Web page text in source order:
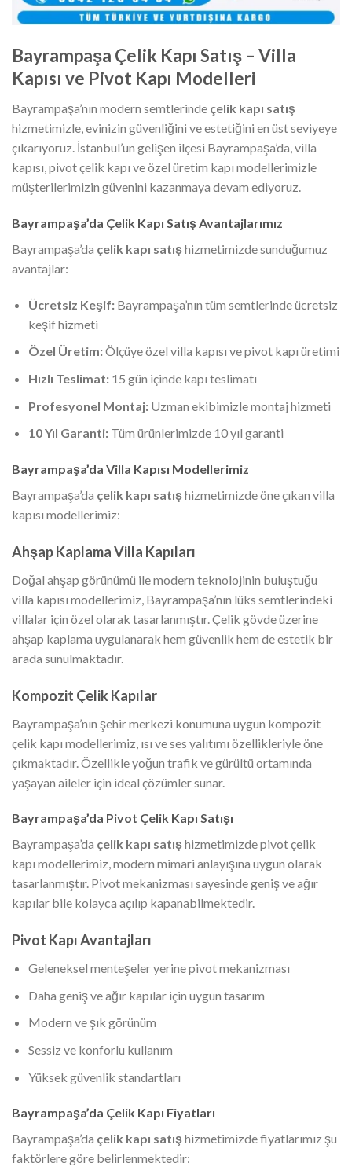
Bayrampaşa Çelik Kapı Satış – Villa
Kapısı ve Pivot Kapı Modelleri
Bayrampaşa’nın modern semtlerinde çelik kapı satış
hizmetimizle, evinizin güvenliğini ve estetiğini en üst seviyeye
çıkarıyoruz. İstanbul’un gelişen ilçesi Bayrampaşa’da, villa
kapısı, pivot çelik kapı ve özel üretim kapı modellerimizle
müşterilerimizin güvenini kazanmaya devam ediyoruz.
Bayrampaşa’da Çelik Kapı Satış Avantajlarımız
Bayrampaşa’da çelik kapı satışhizmetimizde sunduğumuz
avantajlar:
Ücretsiz Keşif:Bayrampaşa’nın tüm semtlerinde ücretsiz
keşif hizmeti
Özel Üretim:Ölçüye özel villa kapısı ve pivot kapı üretimi
Hızlı Teslimat:15 gün içinde kapı teslimatı
Profesyonel Montaj:Uzman ekibimizle montaj hizmeti
10 Yıl Garanti:Tüm ürünlerimizde 10 yıl garanti
Bayrampaşa’da Villa Kapısı Modellerimiz
Bayrampaşa’da çelik kapı satışhizmetimizde öne çıkan villa
kapısı modellerimiz:
Ahşap Kaplama Villa Kapıları
Doğal ahşap görünümü ile modern teknolojinin buluştuğu
villa kapısı modellerimiz, Bayrampaşa’nın lüks semtlerindeki
villalar için özel olarak tasarlanmıştır. Çelik gövde üzerine
ahşap kaplama uygulanarak hem güvenlik hem de estetik bir
arada sunulmaktadır.
Kompozit Çelik Kapılar
Bayrampaşa’nın şehir merkezi konumuna uygun kompozit
çelik kapı modellerimiz, ısı ve ses yalıtımı özellikleriyle öne
çıkmaktadır. Özellikle yoğun trafik ve gürültü ortamında
yaşayan aileler için ideal çözümler sunar.
Bayrampaşa’da Pivot Çelik Kapı Satışı
Bayrampaşa’da çelik kapı satışhizmetimizde pivot çelik
kapı modellerimiz, modern mimari anlayışına uygun olarak
tasarlanmıştır. Pivot mekanizması sayesinde geniş ve ağır
kapılar bile kolayca açılıp kapanabilmektedir.
Pivot Kapı Avantajları
Geleneksel menteşeler yerine pivot mekanizması
Daha geniş ve ağır kapılar için uygun tasarım
Modern ve şık görünüm
Sessiz ve konforlu kullanım
Yüksek güvenlik standartları
Bayrampaşa’da Çelik Kapı Fiyatları
Bayrampaşa’da çelik kapı satışhizmetimizde fiyatlarımız şu
faktörlere göre belirlenmektedir: